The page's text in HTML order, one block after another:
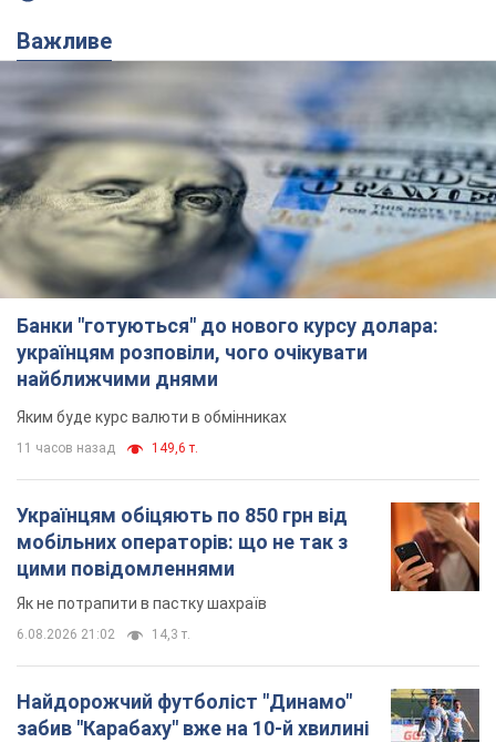
Важливе
Банки "готуються" до нового курсу долара:
українцям розповіли, чого очікувати
найближчими днями
Яким буде курс валюти в обмінниках
11 часов назад 149,6 т.
Українцям обіцяють по 850 грн від
мобільних операторів: що не так з
цими повідомленнями
Як не потрапити в пастку шахраїв
6.08.2026 21:02 14,3 т.
Найдорожчий футболіст "Динамо"
забив "Карабаху" вже на 10-й хвилині